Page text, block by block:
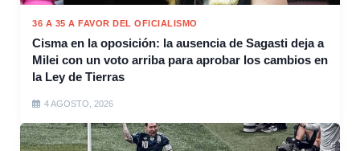
36 A 35 A FAVOR DEL OFICIALISMO
Cisma en la oposición: la ausencia de Sagasti deja a
Milei con un voto arriba para aprobar los cambios en
la Ley de Tierras
4 AGOSTO, 2026